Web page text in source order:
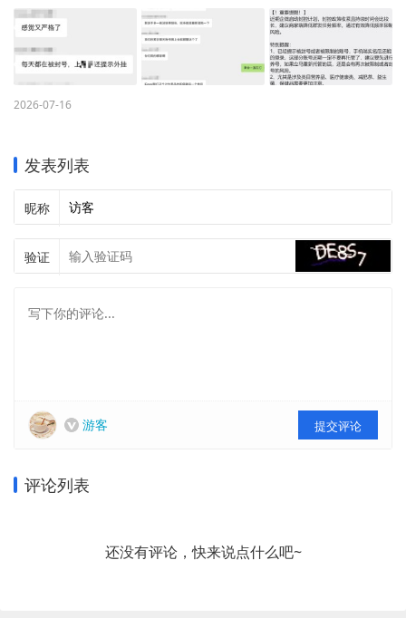
2026-07-16
发表列表
昵称
验证
游客 提交评论
评论列表
还没有评论，快来说点什么吧~